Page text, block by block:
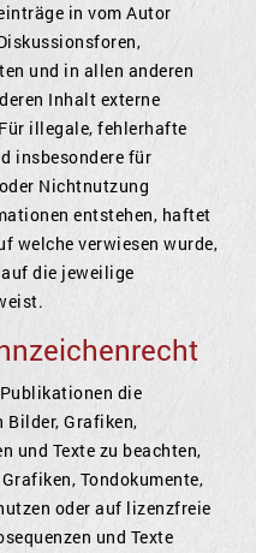
in vom Autor
und in allen anderen
Inhalt externe
illegale, fehlerhafte
insbesondere für
Nichtnutzung
entstehen, haftet
welche verwiesen wurde,
die jeweilige
die
Bilder, Grafiken,
und Texte zu beachten,
Tondokumente,
oder auf lizenzfreie
und Texte